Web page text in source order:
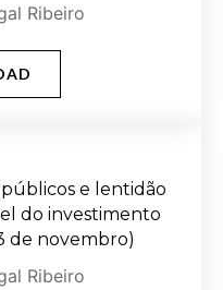
Ribeiro
e lentidão
do investimento
de novembro)
Ribeiro